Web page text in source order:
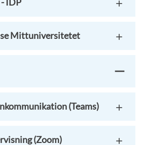
Mittuniversitetet
(Teams)
(Zoom)